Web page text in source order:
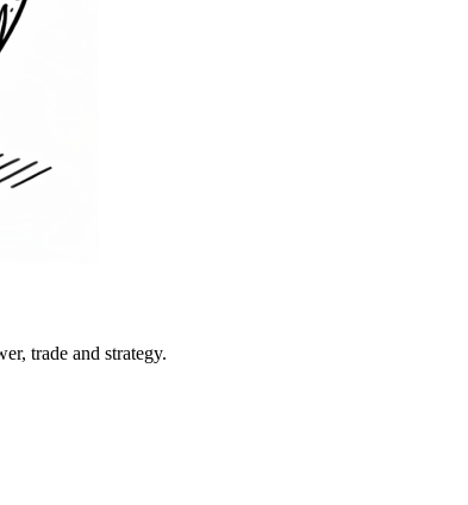
trade and strategy.